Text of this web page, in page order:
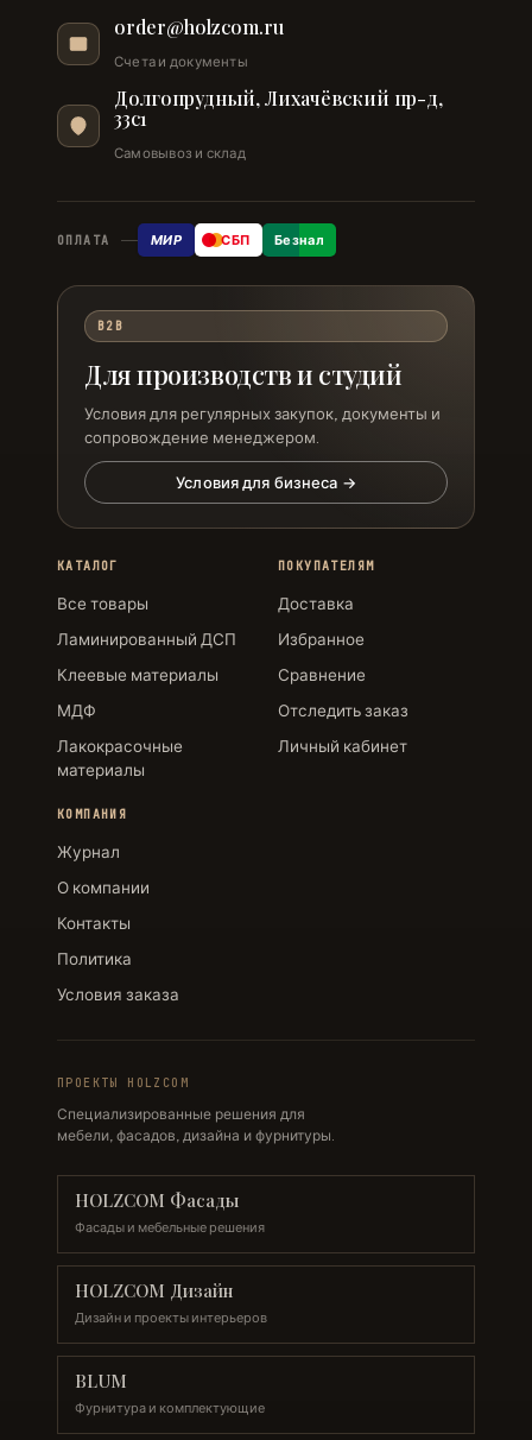
order@holzcom.ru
Счета и документы
Долгопрудный, Лихачёвский пр-д,
33с1
Самовывоз и склад
ОПЛАТА МИР СБП Безнал
B2B
Для производств и студий
Условия для регулярных закупок, документы и
сопровождение менеджером.
Условия для бизнеса →
КАТАЛОГ
Все товары
Ламинированный ДСП
Клеевые материалы
МДФ
Лакокрасочные
материалы
ПОКУПАТЕЛЯМ
Доставка
Избранное
Сравнение
Отследить заказ
Личный кабинет
КОМПАНИЯ
Журнал
О компании
Контакты
Политика
Условия заказа
ПРОЕКТЫ HOLZCOM
Специализированные решения для
мебели, фасадов, дизайна и фурнитуры.
HOLZCOM Фасады
Фасады и мебельные решения
HOLZCOM Дизайн
Дизайн и проекты интерьеров
BLUM
Фурнитура и комплектующие